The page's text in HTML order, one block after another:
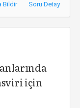
Bildir Soru Detay
için